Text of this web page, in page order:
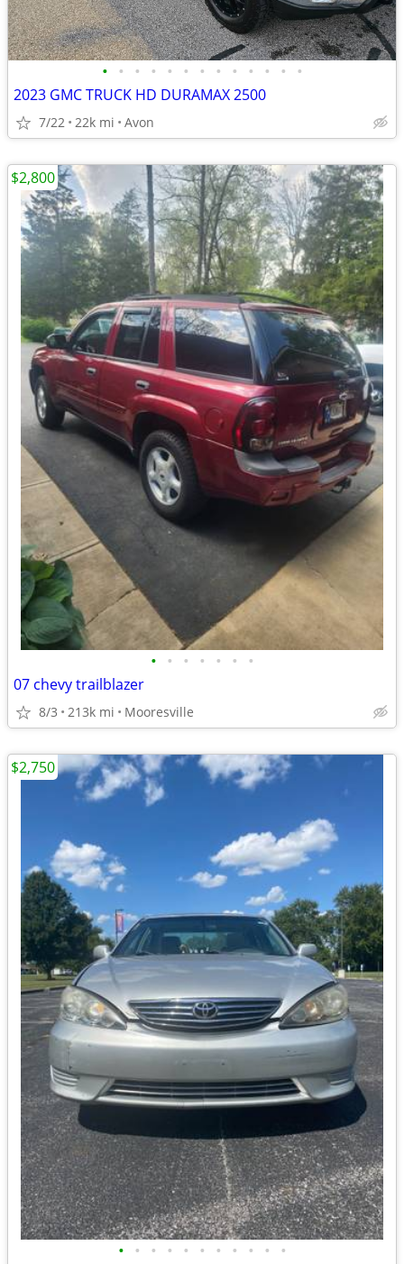
• • • • • • • • • • • • •
2023 GMC TRUCK HD DURAMAX 2500
7/22 22k mi Avon
• • • • • • •
07 chevy trailblazer
8/3 213k mi Mooresville
$2,800
• • • • • • • • • • •
$2,750